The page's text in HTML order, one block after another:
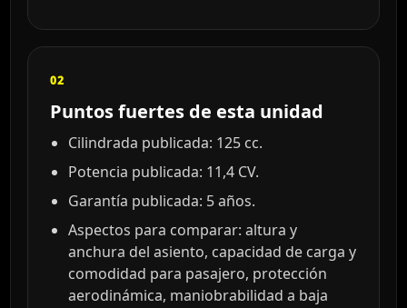
02
Puntos fuertes de esta unidad
Cilindrada publicada: 125 cc.
Potencia publicada: 11,4 CV.
Garantía publicada: 5 años.
Aspectos para comparar: altura y
anchura del asiento, capacidad de carga y
comodidad para pasajero, protección
aerodinámica, maniobrabilidad a baja